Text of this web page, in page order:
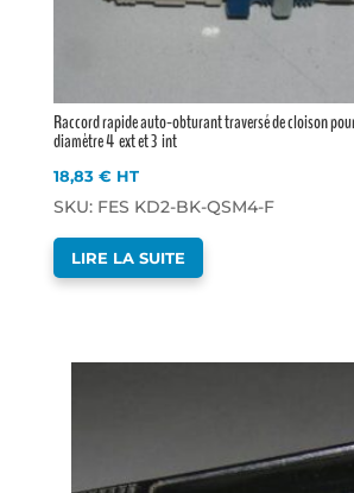
Raccord rapide auto-obturant traversé de cloison
diamètre 4 ext et 3 int
18,83€ HT
SKU: FES KD2-BK-QSM4-F
LIRE LA SUITE